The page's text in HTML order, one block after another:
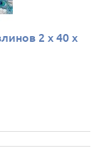
2 х 40 х